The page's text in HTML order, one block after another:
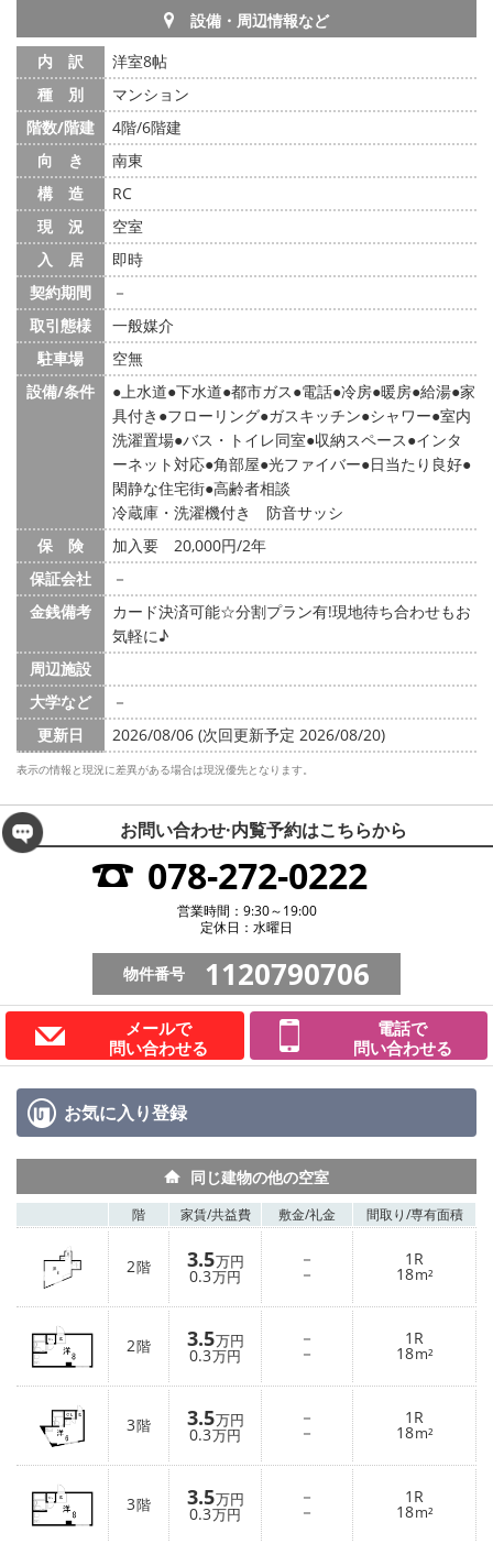
設備・周辺情報など
内 訳
洋室8帖
種 別
マンション
階数/階建
4階/6階建
向 き
南東
構 造
RC
現 況
空室
入 居
即時
契約期間
－
取引態様
一般媒介
駐車場
空無
設備/条件
上水道 下水道 都市ガス 電話 冷房 暖房 給湯 家
具付き
フローリング ガスキッチン シャワー 室内
洗濯置場 バス・トイレ同室 収納スペース インタ
ーネット対応 角部屋 光ファイバー 日当たり良好
閑静な住宅街 高齢者相談
冷蔵庫・洗濯機付き 防音サッシ
保 険
加入要 20,000円/2年
保証会社
－
金銭備考
カード決済可能☆分割プラン有!現地待ち合わせもお
気軽に♪
周辺施設
大学など
－
更新日
2026/08/06 (次回更新予定 2026/08/20)
表示の情報と現況に差異がある場合は現況優先となります。
お問い合わせ·内覧予約はこちらから
078-272-0222
営業時間：9:30～19:00
定休日：水曜日
物件番号 1120790706
メールで
問い合わせる
電話で
問い合わせる
お気に入り登録
同じ建物の他の空室
階 家賃/共益費 敷金/礼金 間取り/専有面積
2階 3.5万円
0.3万円
－
－
1R
18m²
2階 3.5万円
0.3万円
－
－
1R
18m²
3階 3.5万円
0.3万円
－
－
1R
18m²
3階 3.5万円
0.3万円
－
－
1R
18m²